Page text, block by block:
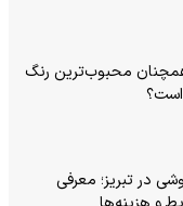
محبوب‌ترین رنگ
در تبریز؛ معرفی